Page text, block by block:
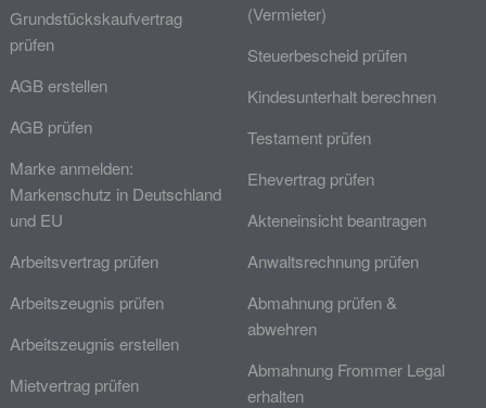
Grundstückskaufvertrag
prüfen
AGB erstellen
AGB prüfen
Marke anmelden:
Markenschutz in Deutschland
und EU
Arbeitsvertrag prüfen
Arbeitszeugnis prüfen
Arbeitszeugnis erstellen
Mietvertrag prüfen
(Vermieter)
Steuerbescheid prüfen
Kindesunterhalt berechnen
Testament prüfen
Ehevertrag prüfen
Akteneinsicht beantragen
Anwaltsrechnung prüfen
Abmahnung prüfen &
abwehren
Abmahnung Frommer Legal
erhalten